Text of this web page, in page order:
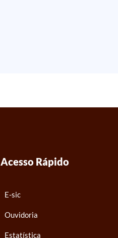
Acesso Rápido
E-sic
Ouvidoria
Estatística